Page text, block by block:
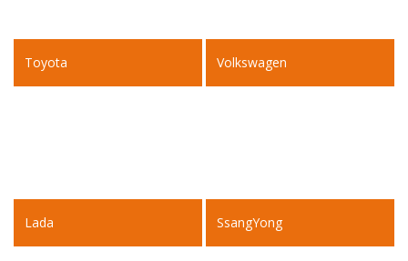
Toyota Volkswagen
Lada SsangYong